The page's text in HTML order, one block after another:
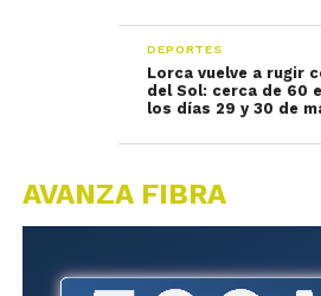
DEPORTES
Lorca vuelve a rugir
del Sol: cerca de 60
los días 29 y 30 de
AVANZA FIBRA